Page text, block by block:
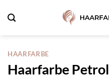
Inhalt
HAARFARBE
Haarfarbe Petrol